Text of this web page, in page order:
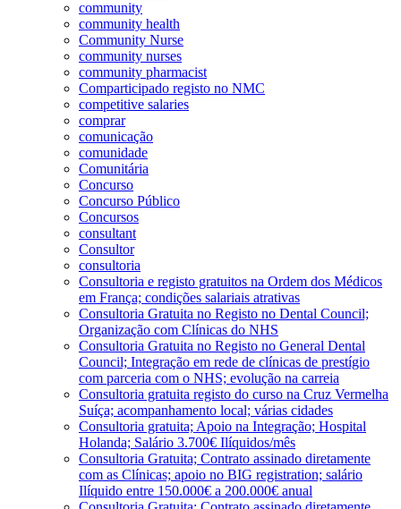
community
community health
Community Nurse
community nurses
community pharmacist
Comparticipado registo no NMC
competitive salaries
comprar
comunicação
comunidade
Comunitária
Concurso
Concurso Público
Concursos
consultant
Consultor
consultoria
Consultoria e registo gratuitos na Ordem dos Médicos
em França; condições salariais atrativas
Consultoria Gratuita no Registo no Dental Council;
Organização com Clínicas do NHS
Consultoria Gratuita no Registo no General Dental
Council; Integração em rede de clínicas de prestígio
com parceria com o NHS; evolução na carreia
Consultoria gratuita registo do curso na Cruz Vermelha
Suíça; acompanhamento local; várias cidades
Consultoria gratuita; Apoio na Integração; Hospital
Holanda; Salário 3.700€ Ilíquidos/mês
Consultoria Gratuita; Contrato assinado diretamente
com as Clínicas; apoio no BIG registration; salário
Ilíquido entre 150.000€ a 200.000€ anual